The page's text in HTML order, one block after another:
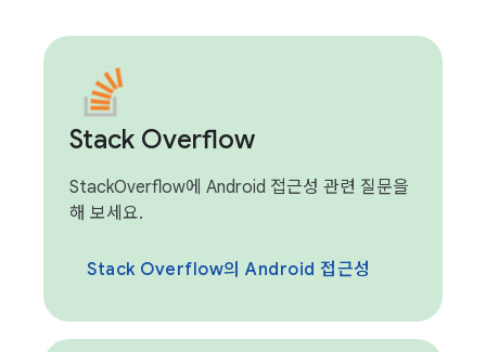
Stack Overflow
StackOverflow에 Android 접근성 관련 질문을
해 보세요.
Stack Overflow의 Android 접근성